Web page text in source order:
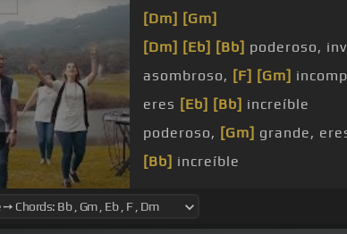
[Dm] [Gm]
[Dm] [Eb] [Bb] poderoso,
asombroso, [F] [Gm]
eres [Eb] [Bb] increíble
poderoso, [Gm] grande,
[Bb] increíble